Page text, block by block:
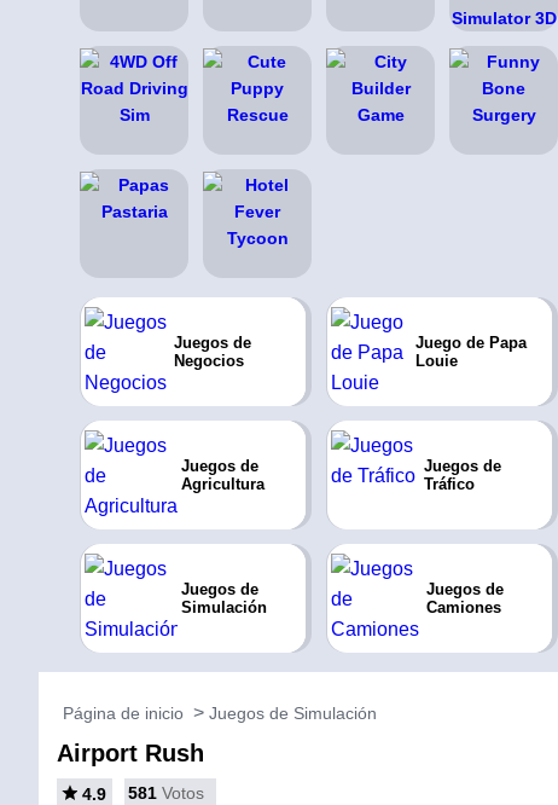
Juegos de
Negocios
Juego de Papa
Louie
Juegos de
Agricultura
Juegos de
Tráfico
Juegos de
Simulación
Juegos de
Camiones
Página de inicio Juegos de Simulación
Airport Rush
4.9 581 Votos